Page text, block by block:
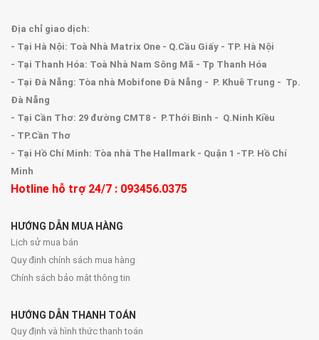
Địa chỉ giao dịch:
- Tại Hà Nội: Toà Nhà Matrix One - Q.Cầu Giấy - TP. Hà Nội
- Tại Thanh Hóa: Toà Nhà Nam Sông Mã - Tp Thanh Hóa
- Tại Đà Nẵng: Tòa nhà Mobifone Đà Nẵng - P. Khuê Trung - Tp.
Đà Nẵng
- Tại Cần Thơ: 29 đường CMT8 - P.Thới Bình - Q.Ninh Kiều
- TP.Cần Thơ
- Tại Hồ Chí Minh: Tòa nhà The Hallmark - Quận 1 -TP. Hồ Chí
Minh
Hotline hỗ trợ 24/7 : 093456.0375
HƯỚNG DẪN MUA HÀNG
Lịch sử mua bán
Quy định chính sách mua hàng
Chính sách bảo mật thông tin
HƯỚNG DẪN THANH TOÁN
Quy định và hình thức thanh toán